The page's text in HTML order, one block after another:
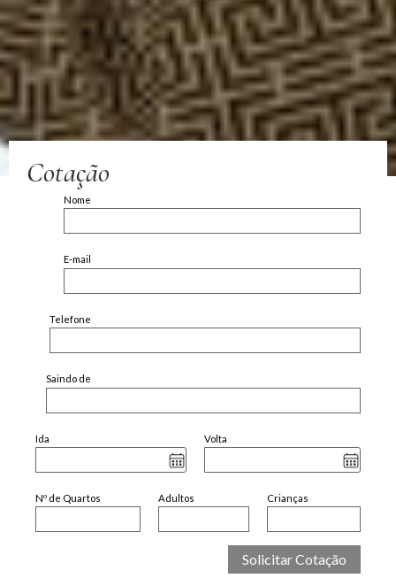
Cotação
Nome
E-mail
Telefone
Saindo de
Ida Volta
Nº de Quartos Adultos Crianças